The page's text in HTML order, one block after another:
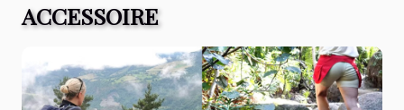
ACCESSOIRE